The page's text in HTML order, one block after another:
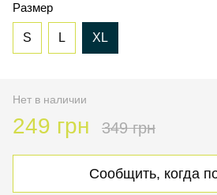
Размер
S L XL
Нет в наличии
249 грн 349 грн
Сообщить, когда